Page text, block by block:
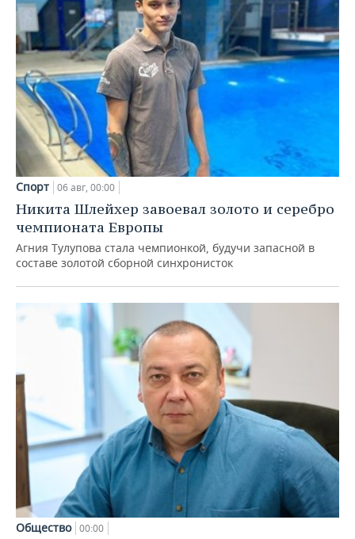
Спорт 06 авг, 00:00
Никита Шлейхер завоевал золото и серебро
чемпионата Европы
Агния Тулупова стала чемпионкой, будучи запасной в
составе золотой сборной синхронисток
Общество 00:00